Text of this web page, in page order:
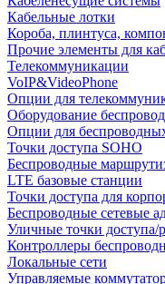
Кабельные лотки
Короба, плинтуса,
Прочие элементы для
Телекоммуникации
VoIP&VideoPhone
Опции для
Оборудование
Опции для
Точки доступа SOHO
Беспроводные
LTE базовые станции
Точки доступа для
Беспроводные сетевые
Уличные точки доступа/
Контроллеры
Локальные сети
Управляемые